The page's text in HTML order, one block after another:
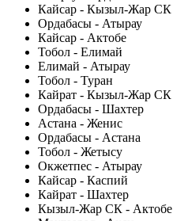
Кайсар - Кызыл-Жар СК
Ордабасы - Атырау
Кайсар - Актобе
Тобол - Елимай
Елимай - Атырау
Тобол - Туран
Кайрат - Кызыл-Жар СК
Ордабасы - Шахтер
Астана - Женис
Ордабасы - Астана
Тобол - Жетысу
Окжетпес - Атырау
Кайсар - Каспий
Кайрат - Шахтер
Кызыл-Жар СК - Актобе